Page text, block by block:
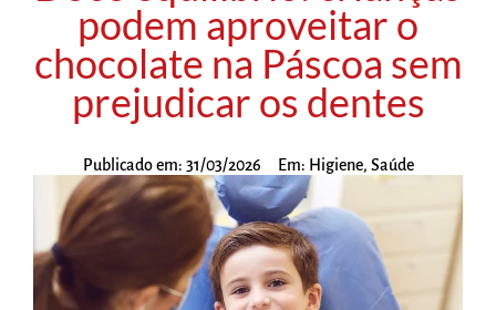
podem aproveitar o
chocolate na Páscoa sem
prejudicar os dentes
Publicado em: 31/03/2026 Em: Higiene, Saúde